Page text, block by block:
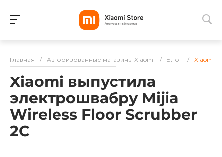
Разбейте
оплатуна части
без переплат
Главная / Авторизованные магазины Xiaomi / Блог / Xiaomi
Xiaomi выпустила
электрошвабру Mijia
Wireless Floor Scrubber
2C